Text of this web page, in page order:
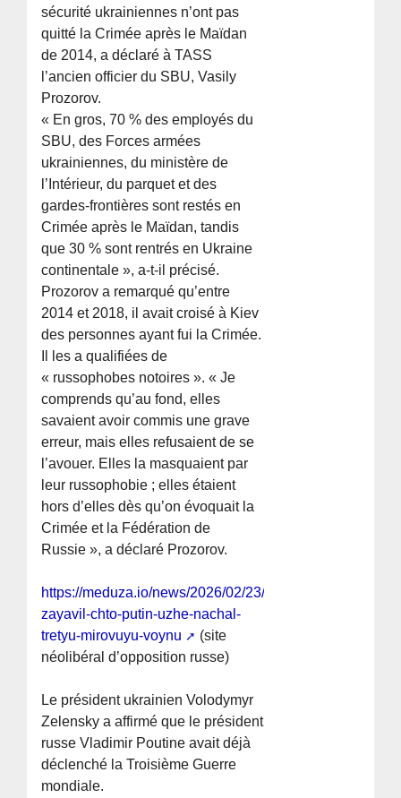
sécurité ukrainiennes n’ont pas
quitté la Crimée après le Maïdan
de 2014, a déclaré à TASS
l’ancien officier du SBU, Vasily
Prozorov.
« En gros, 70 % des employés du
SBU, des Forces armées
ukrainiennes, du ministère de
l’Intérieur, du parquet et des
gardes-frontières sont restés en
Crimée après le Maïdan, tandis
que 30 % sont rentrés en Ukraine
continentale », a-t-il précisé.
Prozorov a remarqué qu’entre
2014 et 2018, il avait croisé à Kiev
des personnes ayant fui la Crimée.
Il les a qualifiées de
« russophobes notoires ». « Je
comprends qu’au fond, elles
savaient avoir commis une grave
erreur, mais elles refusaient de se
l’avouer. Elles la masquaient par
leur russophobie ; elles étaient
hors d’elles dès qu’on évoquait la
Crimée et la Fédération de
Russie », a déclaré Prozorov.
https://meduza.io/news/2026/02/23/zelenskiy-
zayavil-chto-putin-uzhe-nachal-
tretyu-mirovuyu-voynu
(site
néolibéral d’opposition russe)
Le président ukrainien Volodymyr
Zelensky a affirmé que le président
russe Vladimir Poutine avait déjà
déclenché la Troisième Guerre
mondiale.